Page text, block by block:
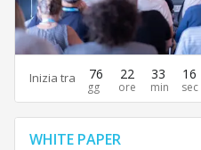
Inizia tra 76 22 33 14
WHITE PAPER